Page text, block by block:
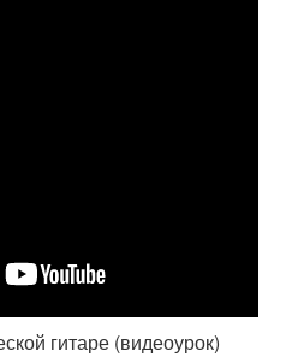
гитаре (видеоурок)